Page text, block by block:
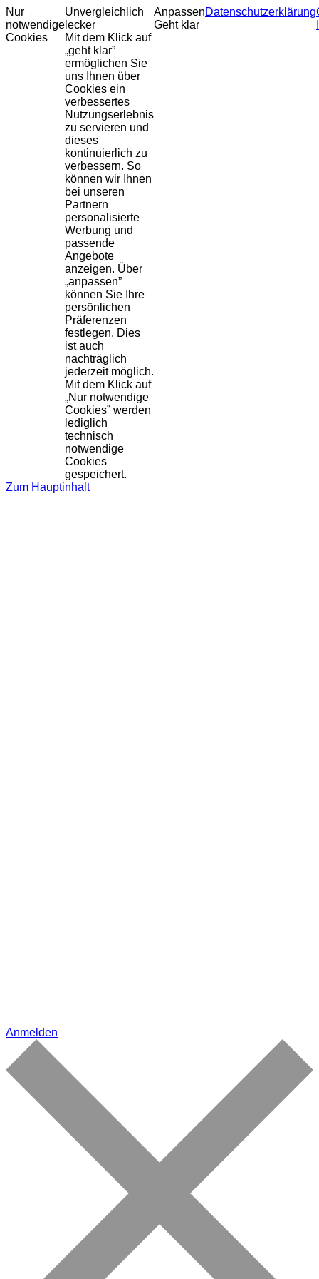
Nur
notwendige
Cookies
Unvergleichlich
lecker
Mit dem Klick auf
„geht klar”
ermöglichen Sie
uns Ihnen über
Cookies ein
verbessertes
Nutzungserlebnis
zu servieren und
dieses
kontinuierlich zu
verbessern. So
können wir Ihnen
bei unseren
Partnern
personalisierte
Werbung und
passende
Angebote
anzeigen. Über
„anpassen”
können Sie Ihre
persönlichen
Präferenzen
festlegen. Dies
ist auch
nachträglich
jederzeit möglich.
Mit dem Klick auf
„Nur notwendige
Cookies” werden
lediglich
technisch
notwendige
Cookies
gespeichert.
Anpassen
Geht klar
Datenschutzerklärung
Zum Hauptinhalt
Anmelden